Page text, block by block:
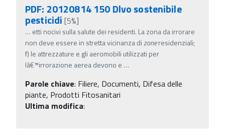
PDF: 20120814 150 Dlvo sostenibile
pesticidi [5%]
… etti nocivi sulla salute dei residenti. La zona da irrorare
non deve essere in stretta vicinanza dizoneresidenziali;
f) le attrezzature e gli aeromobili utilizzati per
lâ€™irrorazione aerea devono e …
Parole chiave: Filiere, Documenti, Difesa delle
piante, Prodotti Fitosanitari
Ultima modifica: